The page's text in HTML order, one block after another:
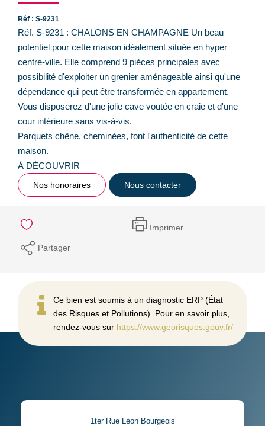
Réf : S-9231
Réf. S-9231 : CHALONS EN CHAMPAGNE Un beau
potentiel pour cette maison idéalement située en hyper
centre-ville. Elle comprend 9 pièces principales avec
possibilité d'exploiter un grenier aménageable ainsi qu'une
dépendance qui peut être transformée en appartement.
Vous disposerez d'une jolie cave voutée en craie et d'une
cour intérieure sans vis-à-vis.
Parquets chêne, cheminées, font l'authenticité de cette
maison.
À DÉCOUVRIR
Nos honoraires Nous contacter
Imprimer
Partager
Ce bien est soumis à un diagnostic ERP (État
des Risques et Pollutions). Pour en savoir plus,
rendez-vous sur https://www.georisques.gouv.fr/
1ter Rue Léon Bourgeois